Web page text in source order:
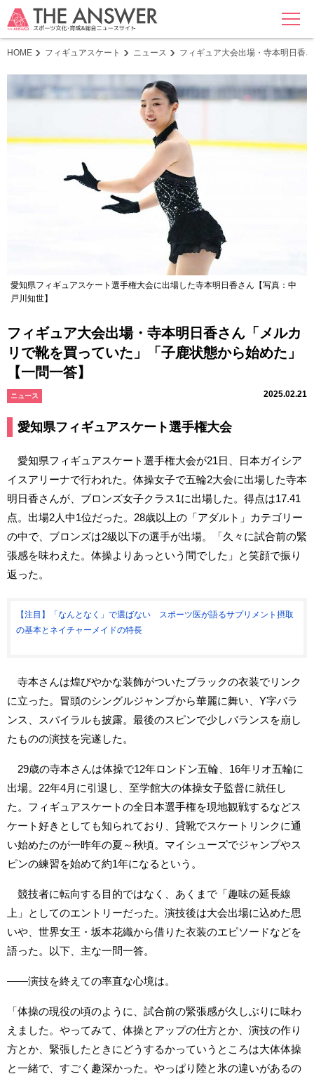
MENU
HOME フィギュアスケート ニュース フィギュア大会出場・寺本明日香
愛知県フィギュアスケート選手権大会に出場した寺本明日香さん【写真：中
戸川知世】
フィギュア大会出場・寺本明日香さん「メルカ
リで靴を買っていた」「子鹿状態から始めた」
【一問一答】
ニュース 2025.02.21
愛知県フィギュアスケート選手権大会
愛知県フィギュアスケート選手権大会が21日、日本ガイシア
イスアリーナで行われた。体操女子で五輪2大会に出場した寺本
明日香さんが、ブロンズ女子クラス1に出場した。得点は17.41
点。出場2人中1位だった。28歳以上の「アダルト」カテゴリー
の中で、ブロンズは2級以下の選手が出場。「久々に試合前の緊
張感を味わえた。体操よりあっという間でした」と笑顔で振り
返った。
【注目】「なんとなく」で選ばない スポーツ医が語るサプリメント摂取
の基本とネイチャーメイドの特長
寺本さんは煌びやかな装飾がついたブラックの衣装でリンク
に立った。冒頭のシングルジャンプから華麗に舞い、Y字バラ
ンス、スパイラルも披露。最後のスピンで少しバランスを崩し
たものの演技を完遂した。
29歳の寺本さんは体操で12年ロンドン五輪、16年リオ五輪に
出場。22年4月に引退し、至学館大の体操女子監督に就任し
た。フィギュアスケートの全日本選手権を現地観戦するなどス
ケート好きとしても知られており、貸靴でスケートリンクに通
い始めたのが一昨年の夏～秋頃。マイシューズでジャンプやス
ピンの練習を始めて約1年になるという。
競技者に転向する目的ではなく、あくまで「趣味の延長線
上」としてのエントリーだった。演技後は大会出場に込めた思
いや、世界女王・坂本花織から借りた衣装のエピソードなどを
語った。以下、主な一問一答。
――演技を終えての率直な心境は。
「体操の現役の頃のように、試合前の緊張感が久しぶりに味わ
えました。やってみて、体操とアップの仕方とか、演技の作り
方とか、緊張したときにどうするかっていうところは大体体操
と一緒で、すごく趣深かった。やっぱり陸と氷の違いがあるの